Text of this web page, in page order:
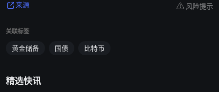
来源 风险提示
关联标签
黄金储备 国债 比特币
精选快讯